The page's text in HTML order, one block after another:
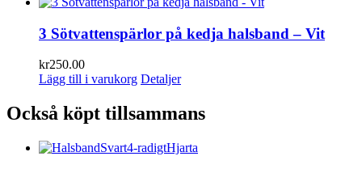
3 Sötvattenspärlor på kedja halsband – Vit
kr250.00
Lägg till i varukorg Detaljer
Också köpt tillsammans